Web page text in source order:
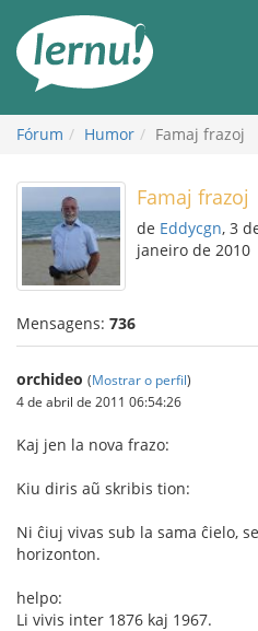
conteúdo
Fórum Humor Famaj frazoj
Famaj frazoj
de Eddycgn, 3
janeiro de 2010
Mensagens: 736
orchideo (Mostrar o perfil)
4 de abril de 2011 06:54:26
Kaj jen la nova frazo:
Kiu diris aũ skribis tion:
Ni ĉiuj vivas sub la sama ĉielo,
horizonton.
helpo:
Li vivis inter 1876 kaj 1967.